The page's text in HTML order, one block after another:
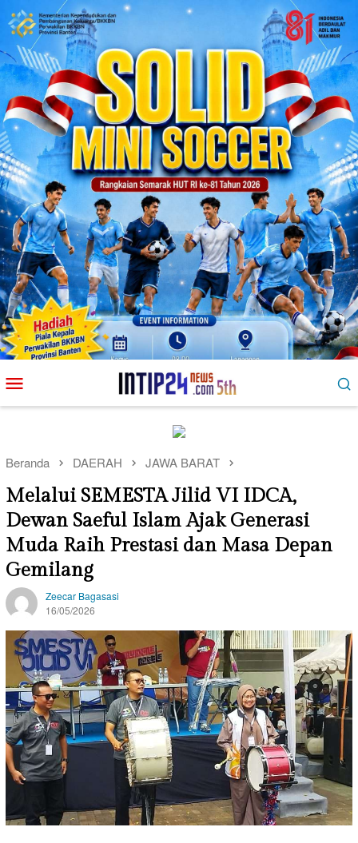
ke
kontenMobile
Beranda DAERAH JAWA BARAT
Melalui SEMESTA Jilid VI IDCA,
Dewan Saeful Islam Ajak Generasi
Muda Raih Prestasi dan Masa Depan
Gemilang
Zeecar Bagasasi
16/05/2026